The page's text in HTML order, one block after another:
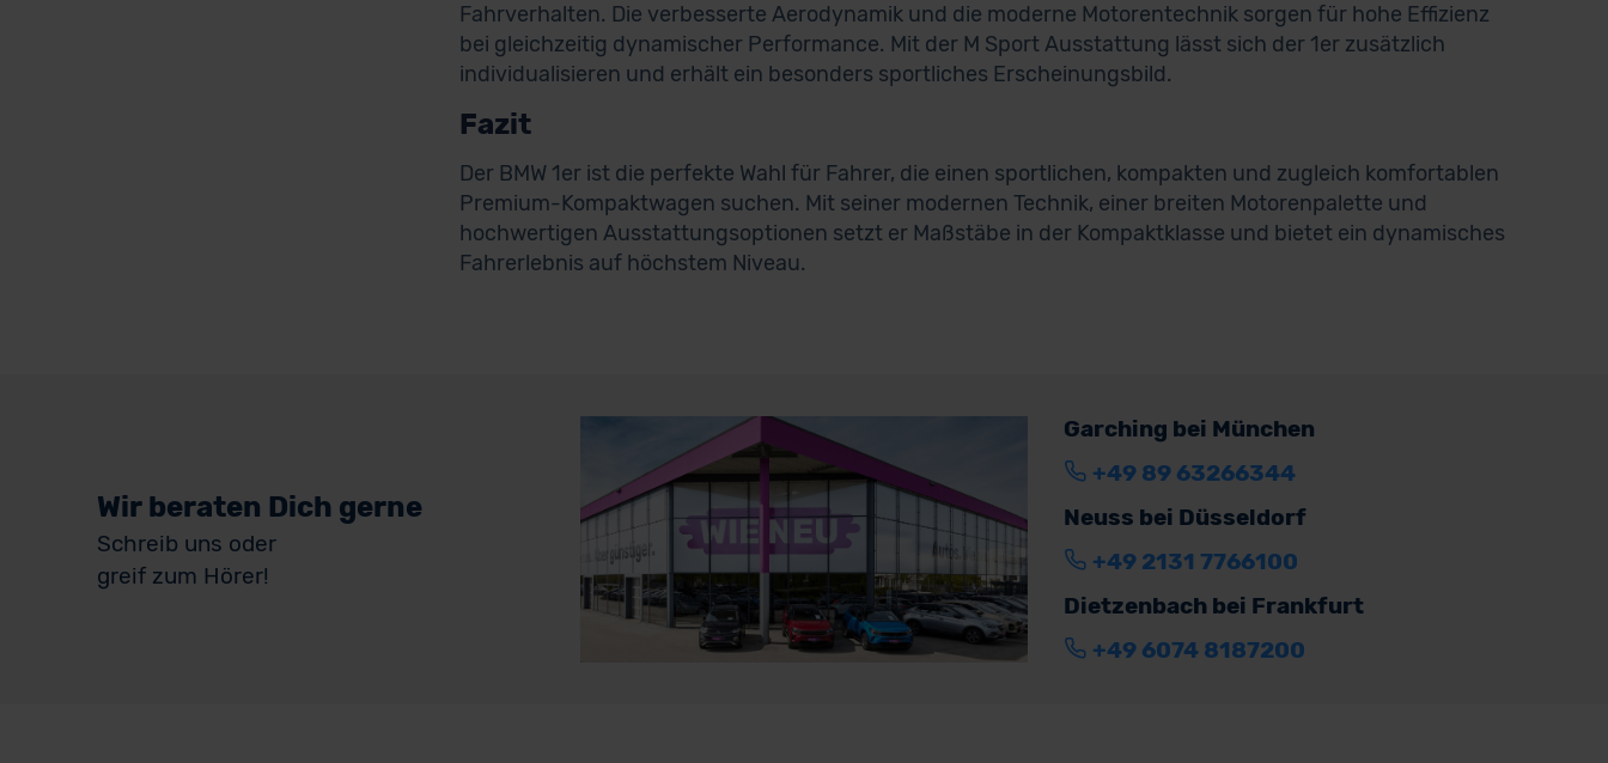
Fahrverhalten. Die verbesserte Aerodynamik und die moderne Motorentechnik sorgen für hohe Effizienz
bei gleichzeitig dynamischer Performance. Mit der M Sport Ausstattung lässt sich der 1er zusätzlich
individualisieren und erhält ein besonders sportliches Erscheinungsbild.
Fazit
Der BMW 1er ist die perfekte Wahl für Fahrer, die einen sportlichen, kompakten und zugleich komfortablen
Premium-Kompaktwagen suchen. Mit seiner modernen Technik, einer breiten Motorenpalette und
hochwertigen Ausstattungsoptionen setzt er Maßstäbe in der Kompaktklasse und bietet ein dynamisches
Fahrerlebnis auf höchstem Niveau.
Wir beraten Dich gerne
Schreib uns oder
greif zum Hörer!
Garching bei München
+49 89 63266344
Neuss bei Düsseldorf
+49 2131 7766100
Dietzenbach bei Frankfurt
+49 6074 8187200